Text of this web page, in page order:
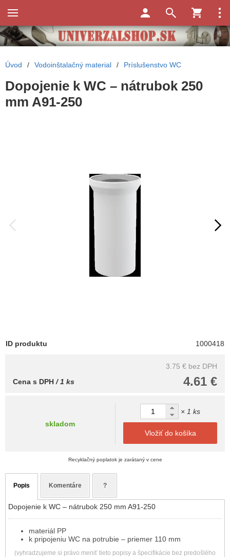
Úvod / Vodoinštalačný material / Príslušenstvo WC
Dopojenie k WC – nátrubok 250
mm A91-250
ID produktu 1000418
3.75 € bez DPH
4.61 €
Cena s DPH/ 1 ks
skladom
× 1 ks
Vložiť do košíka
Recyklačný poplatok je zarátaný v cene
Popis Komentáre ?
Dopojenie k WC – nátrubok 250 mm A91-250
materiál PP
k pripojeniu WC na potrubie – priemer 110 mm
(vyhradzujeme si právo meniť tieto popisy a špecifikácie bez predošlého